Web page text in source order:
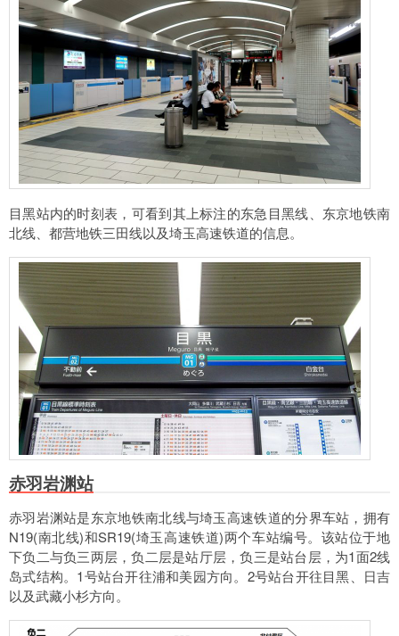
目黑站内的时刻表，可看到其上标注的东急目黑线、东京地铁南
北线、都营地铁三田线以及埼玉高速铁道的信息。
赤羽岩渊站
赤羽岩渊站是东京地铁南北线与埼玉高速铁道的分界车站，拥有
N19(南北线)和SR19(埼玉高速铁道)两个车站编号。该站位于地
下负二与负三两层，负二层是站厅层，负三是站台层，为1面2线
岛式结构。1号站台开往浦和美园方向。2号站台开往目黑、日吉
以及武藏小杉方向。